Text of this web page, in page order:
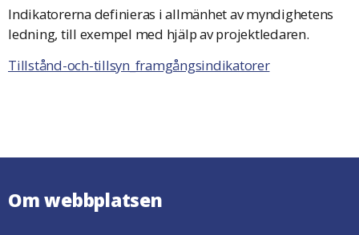
Indikatorerna definieras i allmänhet av myndighetens
ledning, till exempel med hjälp av projektledaren.
Tillstånd-och-tillsyn_framgångsindikatorer
Om webbplatsen